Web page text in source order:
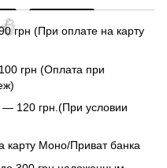
грн (При оплате на карту
грн (Оплата при
— 120 грн.(При условии
карту Моно/Приват банка